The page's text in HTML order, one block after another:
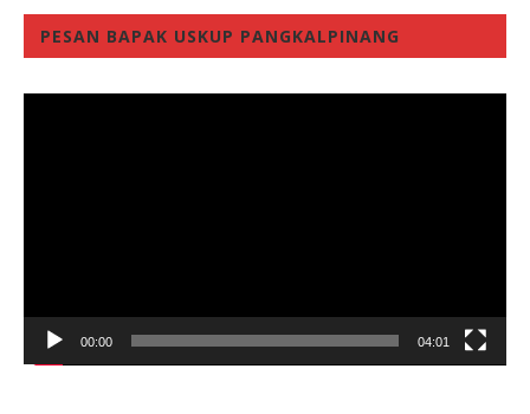
PESAN BAPAK USKUP PANGKALPINANG
00:00 04:01